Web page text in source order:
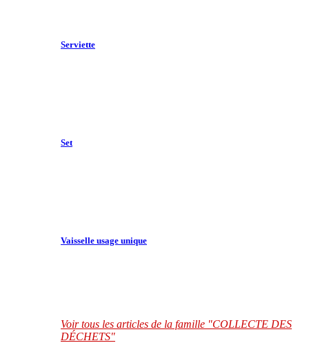
Serviette
Set
Vaisselle usage unique
Voir tous les articles de la famille "COLLECTE DES
DÉCHETS"